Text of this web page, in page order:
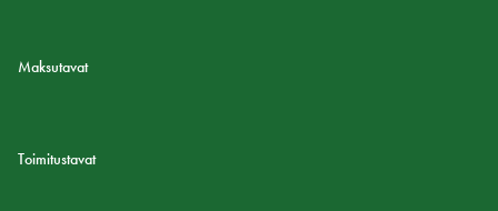
Maksutavat
Toimitustavat